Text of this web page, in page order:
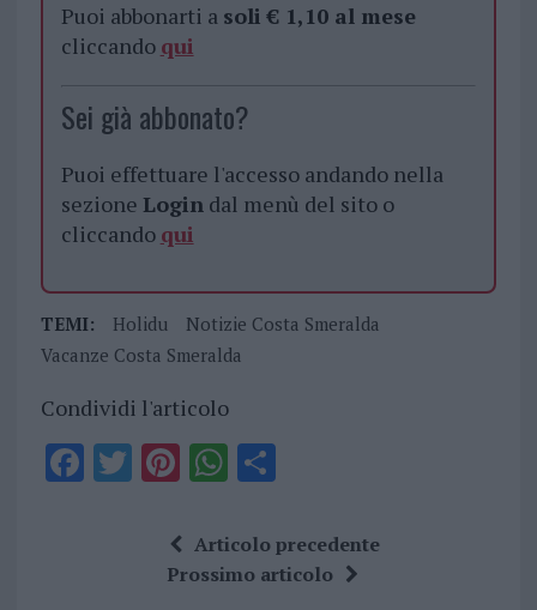
Puoi abbonarti a soli € 1,10 al mese
cliccando qui
Sei già abbonato?
Puoi effettuare l'accesso andando nella
sezione Logindal menù del sito o
cliccando qui
TEMI: Holidu
Notizie Costa Smeralda
Vacanze Costa Smeralda
Condividi l'articolo
F T Pi
te
re
W
at
s
S
a
re
Articolo precedente
Prossimo articolo